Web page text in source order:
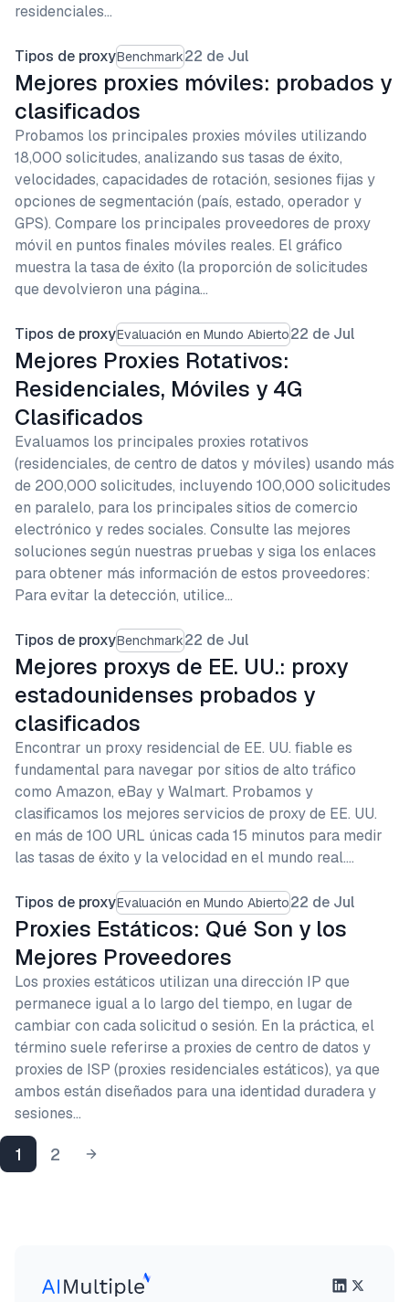
residenciales…
Tipos de proxyBenchmark22 de Jul
Mejores proxies móviles: probados y
clasificados
Probamos los principales proxies móviles utilizando
18,000 solicitudes, analizando sus tasas de éxito,
velocidades, capacidades de rotación, sesiones fijas y
opciones de segmentación (país, estado, operador y
GPS). Compare los principales proveedores de proxy
móvil en puntos finales móviles reales. El gráfico
muestra la tasa de éxito (la proporción de solicitudes
que devolvieron una página…
Tipos de proxyEvaluación en Mundo Abierto22 de Jul
Mejores Proxies Rotativos:
Residenciales, Móviles y 4G
Clasificados
Evaluamos los principales proxies rotativos
(residenciales, de centro de datos y móviles) usando más
de 200,000 solicitudes, incluyendo 100,000 solicitudes
en paralelo, para los principales sitios de comercio
electrónico y redes sociales. Consulte las mejores
soluciones según nuestras pruebas y siga los enlaces
para obtener más información de estos proveedores:
Para evitar la detección, utilice…
Tipos de proxyBenchmark22 de Jul
Mejores proxys de EE. UU.: proxy
estadounidenses probados y
clasificados
Encontrar un proxy residencial de EE. UU. fiable es
fundamental para navegar por sitios de alto tráfico
como Amazon, eBay y Walmart. Probamos y
clasificamos los mejores servicios de proxy de EE. UU.
en más de 100 URL únicas cada 15 minutos para medir
las tasas de éxito y la velocidad en el mundo real.…
Tipos de proxyEvaluación en Mundo Abierto22 de Jul
Proxies Estáticos: Qué Son y los
Mejores Proveedores
Los proxies estáticos utilizan una dirección IP que
permanece igual a lo largo del tiempo, en lugar de
cambiar con cada solicitud o sesión. En la práctica, el
término suele referirse a proxies de centro de datos y
proxies de ISP (proxies residenciales estáticos), ya que
ambos están diseñados para una identidad duradera y
sesiones…
1 2